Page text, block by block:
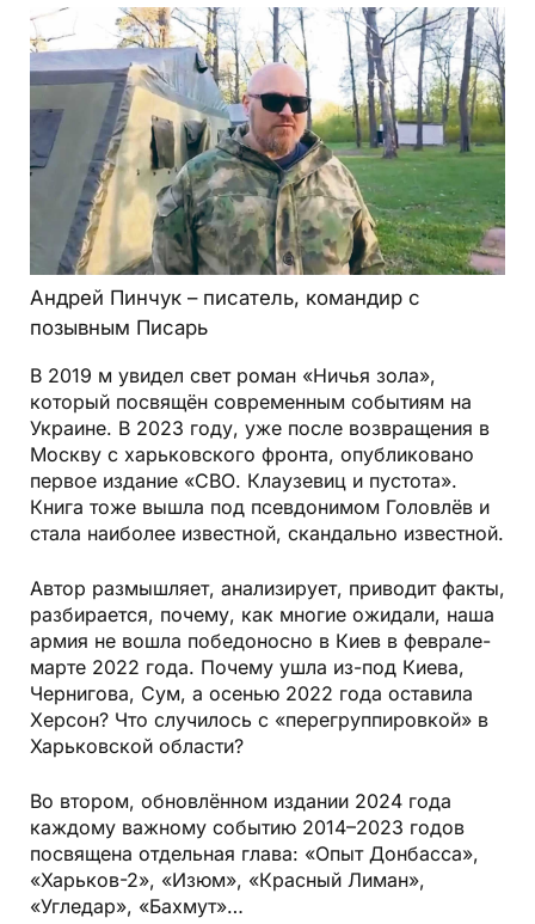
Андрей Пинчук – писатель, командир с
позывным Писарь
В 2019 м увидел свет роман «Ничья зола»,
который посвящён современным событиям на
Украине. В 2023 году, уже после возвращения в
Москву с харьковского фронта, опубликовано
первое издание «СВО. Клаузевиц и пустота».
Книга тоже вышла под псевдонимом Головлёв и
стала наиболее известной, скандально известной.
Автор размышляет, анализирует, приводит факты,
разбирается, почему, как многие ожидали, наша
армия не вошла победоносно в Киев в феврале-
марте 2022 года. Почему ушла из-под Киева,
Чернигова, Сум, а осенью 2022 года оставила
Херсон? Что случилось с «перегруппировкой» в
Харьковской области?
Во втором, обновлённом издании 2024 года
каждому важному событию 2014–2023 годов
посвящена отдельная глава: «Опыт Донбасса»,
«Харьков-2», «Изюм», «Красный Лиман»,
«Угледар», «Бахмут»…